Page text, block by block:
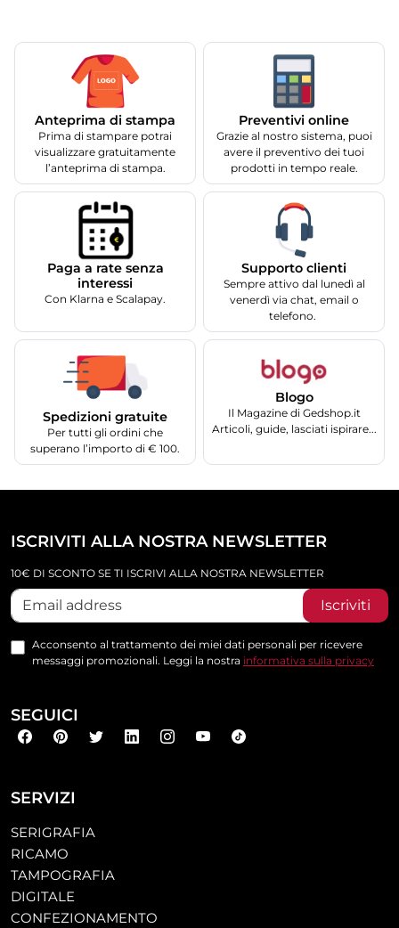
Anteprima di stampa
Prima di stampare potrai
visualizzare gratuitamente
l’anteprima di stampa.
Preventivi online
Grazie al nostro sistema, puoi
avere il preventivo dei tuoi
prodotti in tempo reale.
Paga a rate senza
interessi
Con Klarna e Scalapay.
Supporto clienti
Sempre attivo dal lunedì al
venerdì via chat, email o
telefono.
Spedizioni gratuite
Per tutti gli ordini che
superano l’importo di € 100.
Blogo
Il Magazine di Gedshop.it
Articoli, guide, lasciati ispirare...
SERVIZI
SERIGRAFIA
RICAMO
TAMPOGRAFIA
DIGITALE
CONFEZIONAMENTO
ISCRIVITI ALLA NOSTRA NEWSLETTER
10€ DI SCONTO SE TI ISCRIVI ALLA NOSTRA NEWSLETTER
Iscriviti
Acconsento al trattamento dei miei dati personali per ricevere
messaggi promozionali. Leggi la nostra informativa sulla privacy
SEGUICI